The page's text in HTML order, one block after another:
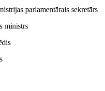
parlamentārais sekretārs
ministrs